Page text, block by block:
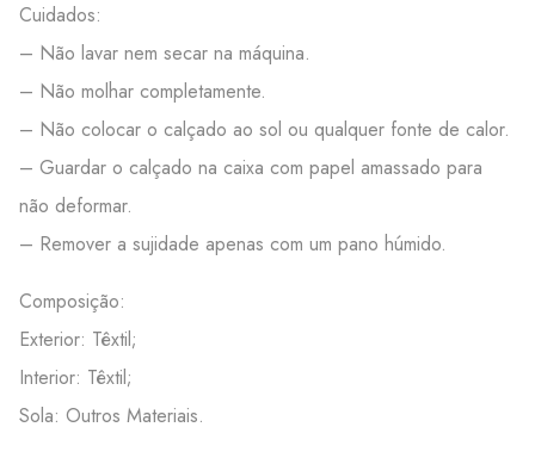
Cuidados:
– Não lavar nem secar na máquina.
– Não molhar completamente.
– Não colocar o calçado ao sol ou qualquer fonte de calor.
– Guardar o calçado na caixa com papel amassado para
não deformar.
– Remover a sujidade apenas com um pano húmido.
Composição:
Exterior: Têxtil;
Interior: Têxtil;
Sola: Outros Materiais.